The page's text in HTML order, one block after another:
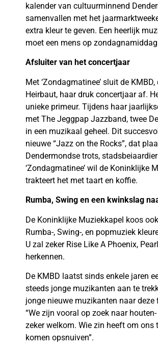
kalender van cultuurminnend
samenvallen met het
extra kleur te geven. Een heerlijk
moet een mens op
Afsluiter van het concertjaar
Met ‘Zondagmatinee’ sluit de
Heirbaut, haar druk concertjaar af.
unieke primeur. Tijdens haar
met The Jeggpap Jazzband, twee
in een muzikaal geheel. Dit
nieuwe “Jazz on the Rocks”, dat
Dendermondse trots,
‘Zondagmatinee’ wil de Koninklijke
trakteert het met taart en koffie.
Rumba, Swing en een kwinkslag
De Koninklijke Muziekkapel koos
Rumba-, Swing-, en popmuziek
U zal zeker Rise Like A Phoenix,
herkennen.
De KMBD laatst sinds enkele jaren
steeds jonge muzikanten aan te
jonge nieuwe muzikanten naar
“We zijn vooral op zoek naar
zeker welkom. Wie zin heeft om
komen opsnuiven”.